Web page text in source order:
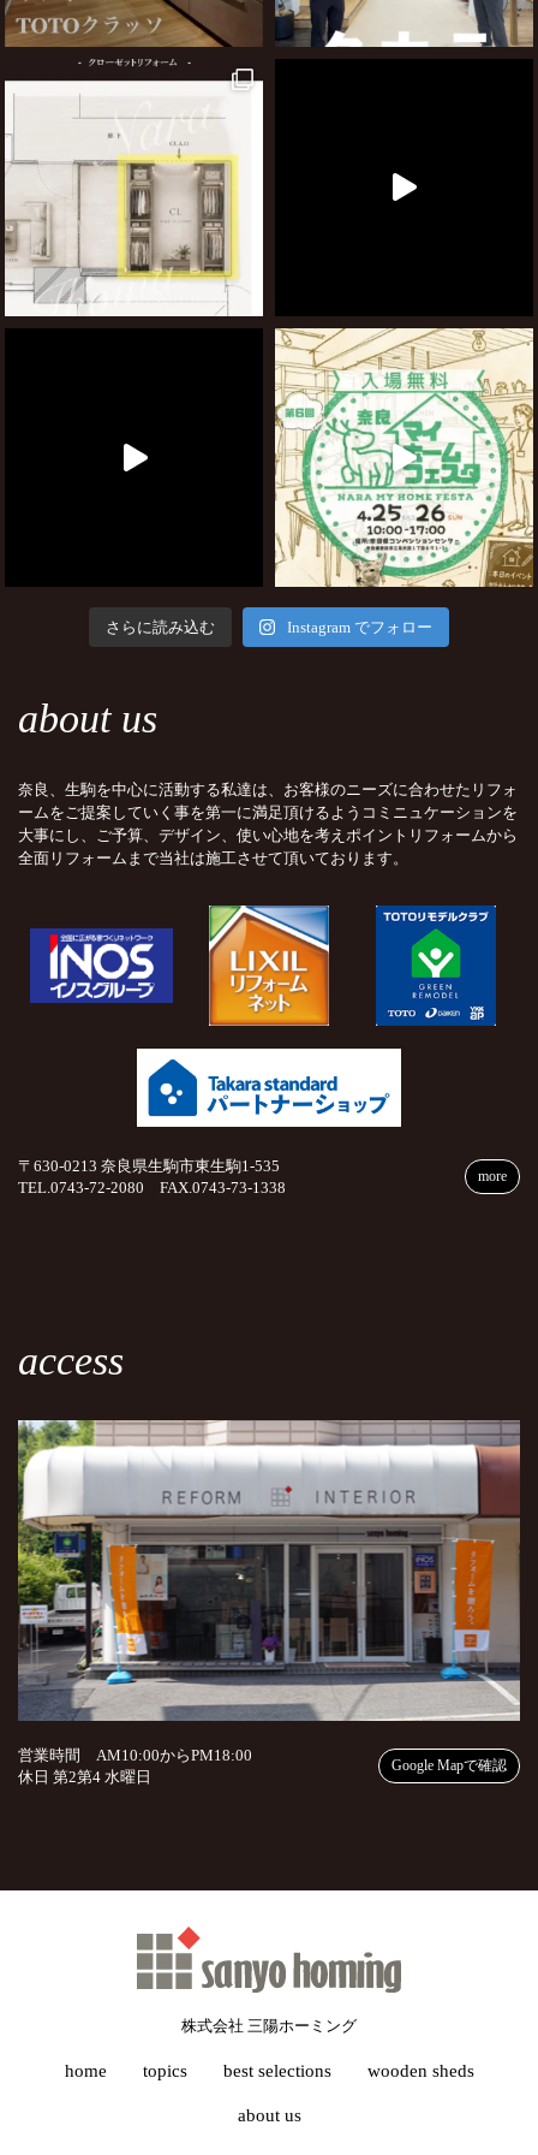
さらに読み込む Instagram でフォロー
about us
奈良、生駒を中心に活動する私達は、お客様のニーズに合わせたリフォ
ームをご提案していく事を第一に満足頂けるようコミニュケーションを
大事にし、ご予算、デザイン、使い心地を考えポイントリフォームから
全面リフォームまで当社は施工させて頂いております。
〒630-0213 奈良県生駒市東生駒1-535
TEL.0743-72-2080 FAX.0743-73-1338
more
access
営業時間 AM10:00からPM18:00
休日 第2第4 水曜日
Google Mapで確認
株式会社 三陽ホーミング
home topics best selections wooden sheds
about us